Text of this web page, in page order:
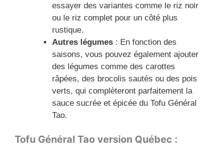
essayer des variantes comme le riz noir
ou le riz complet pour un côté plus
rustique.
Autres légumes: En fonction des
saisons, vous pouvez également ajouter
des légumes comme des carottes
râpées, des brocolis sautés ou des pois
verts, qui complèteront parfaitement la
sauce sucrée et épicée du Tofu Général
Tao.
Tofu Général Tao version Québec :